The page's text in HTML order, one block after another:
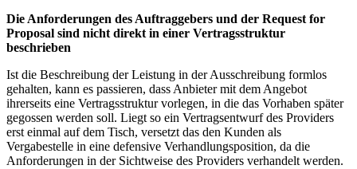
Die Anforderungen des Auftraggebers und der Request for
Proposal sind nicht direkt in einer Vertragsstruktur
beschrieben
Ist die Beschreibung der Leistung in der Ausschreibung formlos
gehalten, kann es passieren, dass Anbieter mit dem Angebot
ihrerseits eine Vertragsstruktur vorlegen, in die das Vorhaben später
gegossen werden soll. Liegt so ein Vertragsentwurf des Providers
erst einmal auf dem Tisch, versetzt das den Kunden als
Vergabestelle in eine defensive Verhandlungsposition, da die
Anforderungen in der Sichtweise des Providers verhandelt werden.